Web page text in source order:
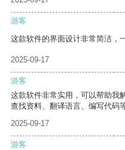
游客
这款软件的界面设计非常简洁，
2025-09-17
游客
这款软件非常实用，可以帮助我
查找资料、翻译语言、编写代码等
2025-09-17
游客